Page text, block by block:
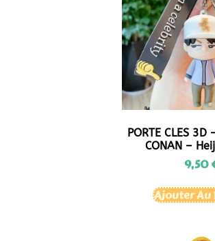
PORTE CLES 3D
CONAN –
9,50
Ajouter Au